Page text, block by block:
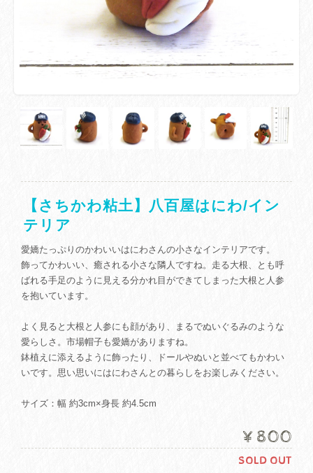
【さちかわ粘土】八百屋はにわ/イン
テリア
愛嬌たっぷりのかわいいはにわさんの小さなインテリアです。
飾ってかわいい、癒される小さな隣人ですね。走る大根、とも呼
ばれる手足のように見える分かれ目ができてしまった大根と人参
を抱いています。
よく見ると大根と人参にも顔があり、まるでぬいぐるみのような
愛らしさ。市場帽子も愛嬌がありますね。
鉢植えに添えるように飾ったり、ドールやぬいと並べてもかわい
いです。思い思いにはにわさんとの暮らしをお楽しみください。
サイズ：幅 約3cm×身長 約4.5cm
¥800
SOLD OUT